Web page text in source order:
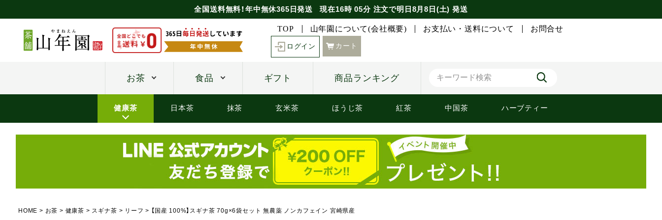
全国送料無料！年中無休365日発送 現在16時 05分注文で明日8月8日(土) 発送
TOP 山年園について(会社概要) お支払い・送料について お問合せ
ログイン カート
お茶 食品 ギフト 商品ランキング
健康茶 日本茶 抹茶 玄米茶 ほうじ茶 紅茶 中国茶 ハーブティー
HOME お茶 健康茶 スギナ茶 リーフ 【国産 100%】スギナ茶 70g×6袋セット 無農薬 ノンカフェイン 宮崎県産